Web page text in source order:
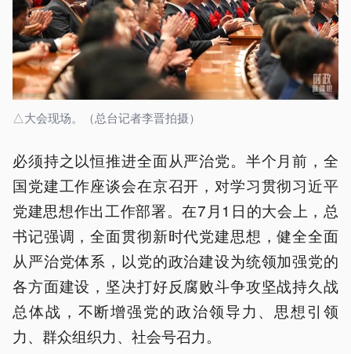
△大会现场。（总台记者李晋拍摄）
必须持之以恒推进全面从严治党。半个月前，全
国党建工作座谈会在京召开，对学习贯彻习近平
党建思想作出工作部署。在7月1日的大会上，总
书记强调，全面贯彻新时代党建思想，健全全面
从严治党体系，以党的政治建设为统领加强党的
各方面建设，坚决打好反腐败斗争攻坚战持久战
总体战，不断增强党的政治领导力、思想引领
力、群众组织力、社会号召力。